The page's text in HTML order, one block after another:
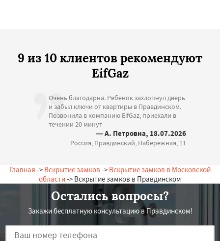
9 из 10 клиентов рекомендуют
EifGaz
Очень благодарна. Ребенок захлопнул дверь
и забыл ключи от квартиры в Правдинском.
Позвонила в компанию EifGaz, приехали в
течении 20 минут
— А. Петровна, 18.07.2026
Россия, Правдинский, Набережная, 11
Главная -> Вскрытие замков -> Вскрытие замков в Московской
области-> Вскрытие замков в Правдинском
Остались вопросы?
Закажи бесплатную консультацию в Правдинском!